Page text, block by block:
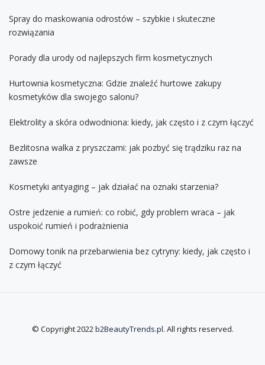
Spray do maskowania odrostów – szybkie i skuteczne
rozwiązania
Porady dla urody od najlepszych firm kosmetycznych
Hurtownia kosmetyczna: Gdzie znaleźć hurtowe zakupy
kosmetyków dla swojego salonu?
Elektrolity a skóra odwodniona: kiedy, jak często i z czym łączyć
Bezlitosna walka z pryszczami: jak pozbyć się trądziku raz na
zawsze
Kosmetyki antyaging – jak działać na oznaki starzenia?
Ostre jedzenie a rumień: co robić, gdy problem wraca – jak
uspokoić rumień i podrażnienia
Domowy tonik na przebarwienia bez cytryny: kiedy, jak często i
z czym łączyć
© Copyright 2022b2BeautyTrends.pl. All rights reserved.